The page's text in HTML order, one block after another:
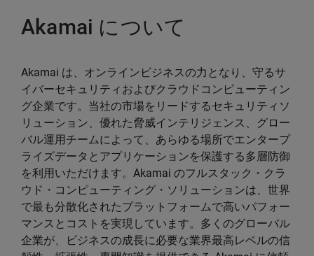
Akamai について
Akamai は、オンラインビジネスの力となり、守るサ
イバーセキュリティおよびクラウドコンピューティン
グ企業です。当社の市場をリードするセキュリティソ
リューション、優れた脅威インテリジェンス、グロー
バル運用チームによって、あらゆる場所でエンタープ
ライズデータとアプリケーションを保護する多層防御
を利用いただけます。Akamai のフルスタック・クラ
ウド・コンピューティング・ソリューションは、世界
で最も分散化されたプラットフォームで高いパフォー
マンスとコストを実現しています。多くのグローバル
企業が、ビジネスの成長に必要な業界最高レベルの信